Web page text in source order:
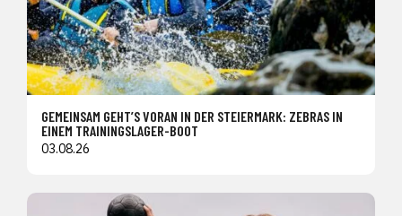
GEMEINSAM GEHT’S VORAN IN DER STEIERMARK: ZEBRAS IN
EINEM TRAININGSLAGER-BOOT
03.08.26